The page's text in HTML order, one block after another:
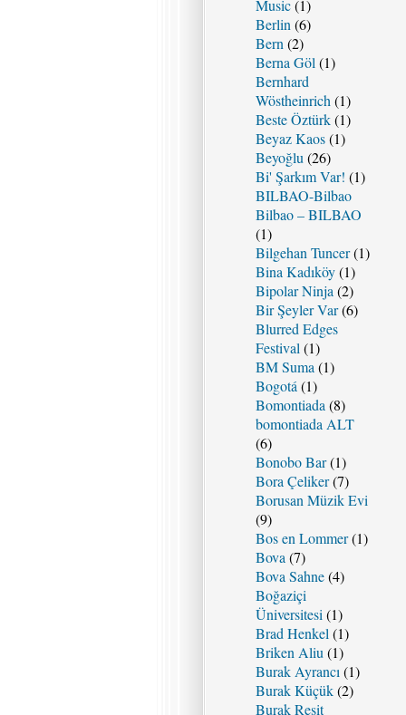
Music(1)
Berlin (6)
Bern (2)
Berna Göl (1)
Bernhard
Wöstheinrich (1)
Beste Öztürk(1)
Beyaz Kaos(1)
Beyoğlu (26)
Bi' Şarkım Var! (1)
BILBAO-Bilbao
Bilbao – BILBAO
(1)
Bilgehan Tuncer(1)
Bina Kadıköy(1)
Bipolar Ninja (2)
Bir Şeyler Var(6)
Blurred Edges
Festival (1)
BM Suma (1)
Bogotá (1)
Bomontiada (8)
bomontiada ALT
(6)
Bonobo Bar(1)
Bora Çeliker(7)
Borusan Müzik Evi
(9)
Bos en Lommer(1)
Bova (7)
Bova Sahne(4)
Boğaziçi
Üniversitesi (1)
Brad Henkel (1)
Briken Aliu (1)
Burak Ayrancı (1)
Burak Küçük(2)
Burak Reşit